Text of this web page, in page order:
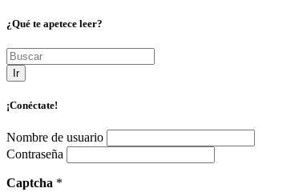
¿Qué te apetece leer?
Ir
¡Conéctate!
Nombre de usuario
Contraseña
Captcha *